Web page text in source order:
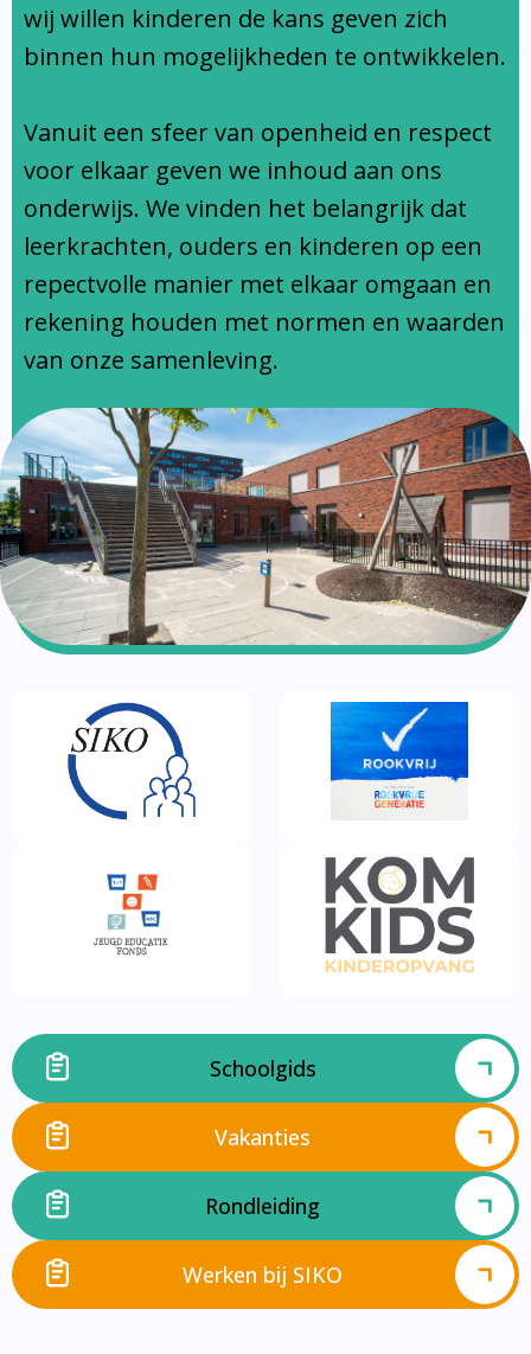
Ondersteuningsprofiel
wij willen kinderen de kans geven zich
binnen hun mogelijkheden te ontwikkelen.
Vanuit een sfeer van openheid en respect
voor elkaar geven we inhoud aan ons
onderwijs. We vinden het belangrijk dat
leerkrachten, ouders en kinderen op een
repectvolle manier met elkaar omgaan en
rekening houden met normen en waarden
van onze samenleving.
Schoolgids
Vakanties
Rondleiding
Werken bij SIKO